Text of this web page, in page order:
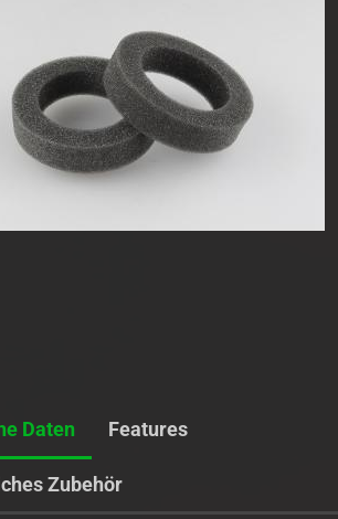
Ladesicherheit
Daten Features
Zubehör